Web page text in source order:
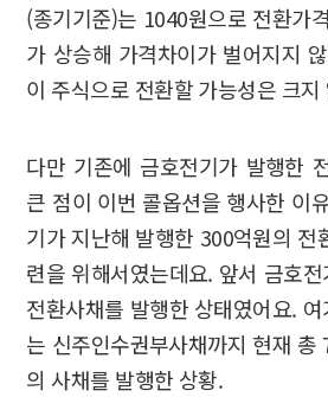
(종기기준)는 1040원으로 전환가
가 상승해 가격차이가 벌어지지
이 주식으로 전환할 가능성은 크
다만 기존에 금호전기가 발행한
큰 점이 이번 콜옵션을 행사한 이
기가 지난해 발행한 300억원의 전
련을 위해서였는데요. 앞서 금호
전환사채를 발행한 상태였어요.
는 신주인수권부사채까지 현재 총
의 사채를 발행한 상황.